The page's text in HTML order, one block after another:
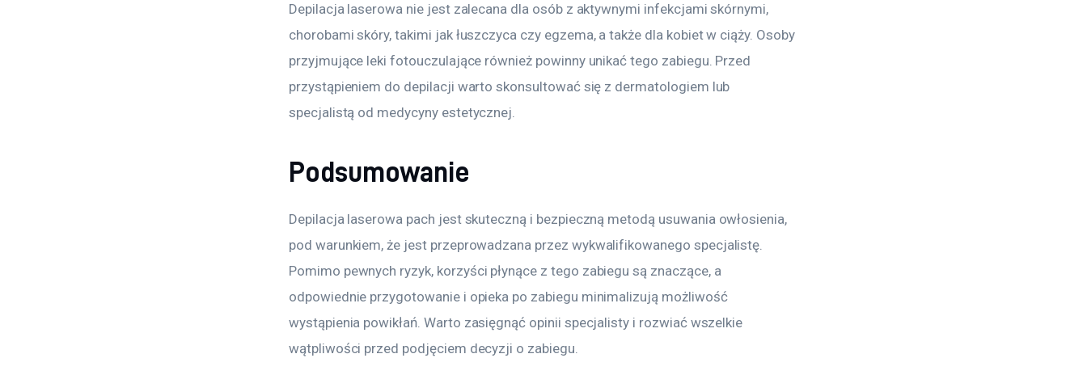
Depilacja laserowa nie jest zalecana dla osób z aktywnymi infekcjami skórnymi,
chorobami skóry, takimi jak łuszczyca czy egzema, a także dla kobiet w ciąży. Osoby
przyjmujące leki fotouczulające również powinny unikać tego zabiegu. Przed
przystąpieniem do depilacji warto skonsultować się z dermatologiem lub
specjalistą od medycyny estetycznej.
Podsumowanie
Depilacja laserowa pach jest skuteczną i bezpieczną metodą usuwania owłosienia,
pod warunkiem, że jest przeprowadzana przez wykwalifikowanego specjalistę.
Pomimo pewnych ryzyk, korzyści płynące z tego zabiegu są znaczące, a
odpowiednie przygotowanie i opieka po zabiegu minimalizują możliwość
wystąpienia powikłań. Warto zasięgnąć opinii specjalisty i rozwiać wszelkie
wątpliwości przed podjęciem decyzji o zabiegu.